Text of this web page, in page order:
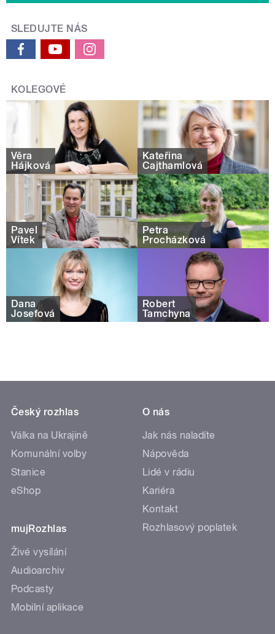
SLEDUJTE NÁS
KOLEGOVÉ
Věra
Hájková
Kateřina
Cajthamlová
Pavel
Vítek
Petra
Procházková
Dana
Josefová
Robert
Tamchyna
Český rozhlas
Válka na Ukrajině
Komunální volby
Stanice
eShop
mujRozhlas
Živé vysílání
Audioarchiv
Podcasty
Mobilní aplikace
O nás
Jak nás naladíte
Nápověda
Lidé v rádiu
Kariéra
Kontakt
Rozhlasový poplatek